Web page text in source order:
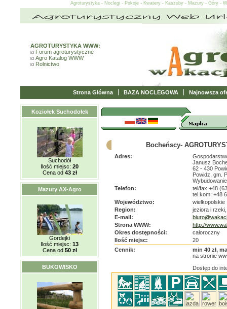
Agroturystyka - Noclegi - Pokoje - Kwatery - Kaszuby - Mazury - Góry -
AGROTURYSTYKA WWW:
Forum agroturystyczne
Agro Katalog WWW
Rolnictwo
Strona Główna BAZA NOCLEGOWA Najnowsza
Koziołek Suchodołek
Suchodół
Ilość miejsc: 20
Cena od 43 zł
Mazury AX-Agro
Gordejki
Ilość miejsc: 13
Cena od 50 zł
BUKOWISKO
Bocheńscy-
Adres:
Janusz
62 - 430
Powidz, gm.
Telefon:
tel/fax +48
tel.kom: +48
Województwo:
wielkopolskie
Region:
jeziora i
E-mail:
Strona WWW:
http://
Okres dostępności:
całoroczny
Ilość miejsc:
20
Cennik:
min 40 zł,
na stronie
Dostęp do